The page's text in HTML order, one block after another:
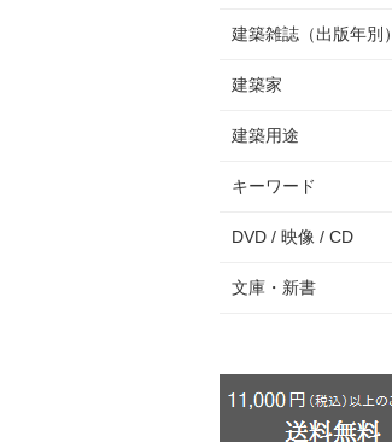
建築雑誌（出版年別）
建築家
建築用途
キーワード
DVD / 映像 / CD
文庫・新書